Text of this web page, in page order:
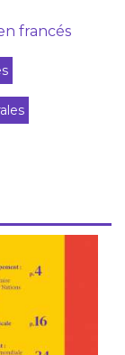
francés